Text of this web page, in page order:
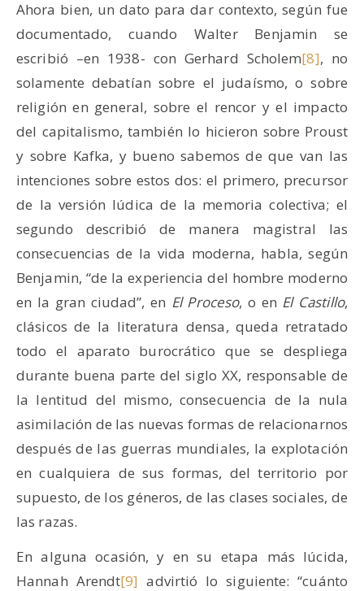
Ahora bien, un dato para dar contexto, según fue
documentado, cuando Walter Benjamin se
escribió –en 1938- con Gerhard Scholem[8], no
solamente debatían sobre el judaísmo, o sobre
religión en general, sobre el rencor y el impacto
del capitalismo, también lo hicieron sobre Proust
y sobre Kafka, y bueno sabemos de que van las
intenciones sobre estos dos: el primero, precursor
de la versión lúdica de la memoria colectiva; el
segundo describió de manera magistral las
consecuencias de la vida moderna, habla, según
Benjamin, “de la experiencia del hombre moderno
en la gran ciudad”, en El Proceso, o en El Castillo,
clásicos de la literatura densa, queda retratado
todo el aparato burocrático que se despliega
durante buena parte del siglo XX, responsable de
la lentitud del mismo, consecuencia de la nula
asimilación de las nuevas formas de relacionarnos
después de las guerras mundiales, la explotación
en cualquiera de sus formas, del territorio por
supuesto, de los géneros, de las clases sociales, de
las razas.
En alguna ocasión, y en su etapa más lúcida,
Hannah Arendt[9] advirtió lo siguiente: “cuánto